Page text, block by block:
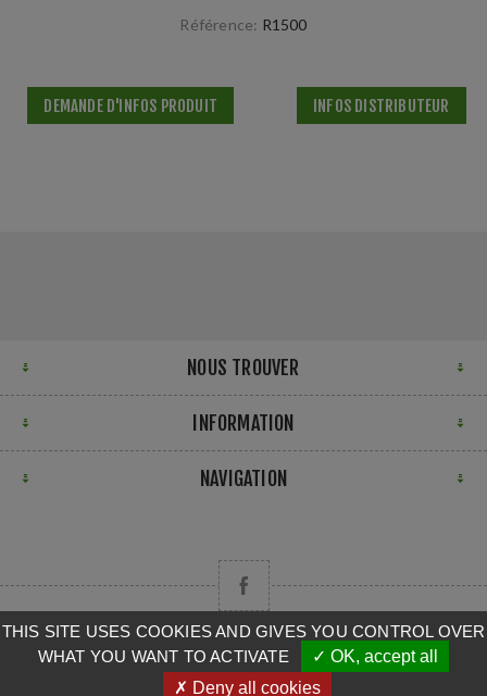
Référence: R1500
DEMANDE D'INFOS PRODUIT INFOS DISTRIBUTEUR
NOUS TROUVER
INFORMATION
NAVIGATION
Copyright © 2026 CAMPA. Tous droits réservés.
Powered by nopCommerce
THIS SITE USES COOKIES AND GIVES YOU CONTROL OVER
WHAT YOU WANT TO ACTIVATE
✓ OK, accept all
✗ Deny all cookies